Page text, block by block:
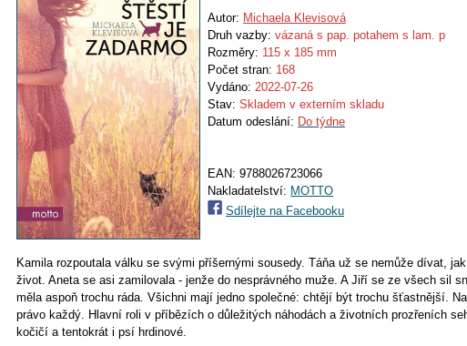
Autor: Michaela Klevisová
Druh vazby: vázaná s pap. potahem s lam. p
Rozměry: 115 x 185 mm
Počet stran: 168
Vydáno: 2022-07-26
Stav: Skladem v externím skladu
Datum odeslání: Do týdne
EAN: 9788026723066
Nakladatelství: MOTTO
Sdílejte na Facebooku
Kamila rozpoutala válku se svými příšernými sousedy. Táňa už se nemůže dívat,
život. Aneta se asi zamilovala - jenže do nesprávného muže. A Jiří se ze všech sil
měla aspoň trochu ráda. Všichni mají jedno společné: chtějí být trochu šťastnější.
právo každý. Hlavní roli v příbězích o důležitých náhodách a životních prozřeních
kočičí a tentokrát i psí hrdinové.